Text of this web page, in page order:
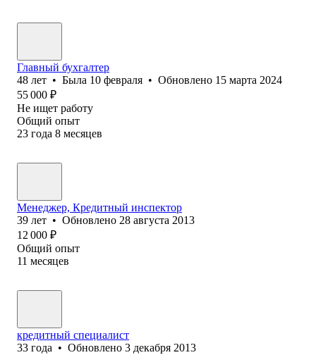
Главный бухгалтер
48 лет • Была 10 февраля • Обновлено 15 марта 2024
55 000 ₽
Не ищет работу
Общий опыт
23 года 8 месяцев
Менеджер, Кредитный инспектор
39 лет • Обновлено 28 августа 2013
12 000 ₽
Общий опыт
11 месяцев
кредитный специалист
33 года • Обновлено 3 декабря 2013